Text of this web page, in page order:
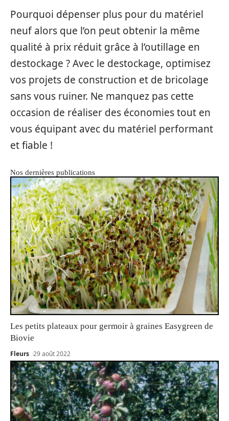
Pourquoi dépenser plus pour du matériel
neuf alors que l’on peut obtenir la même
qualité à prix réduit grâce à l’outillage en
destockage ? Avec le destockage, optimisez
vos projets de construction et de bricolage
sans vous ruiner. Ne manquez pas cette
occasion de réaliser des économies tout en
vous équipant avec du matériel performant
et fiable !
Nos dernières publications
Les petits plateaux pour germoir à graines Easygreen de
Biovie
Fleurs 29 août 2022